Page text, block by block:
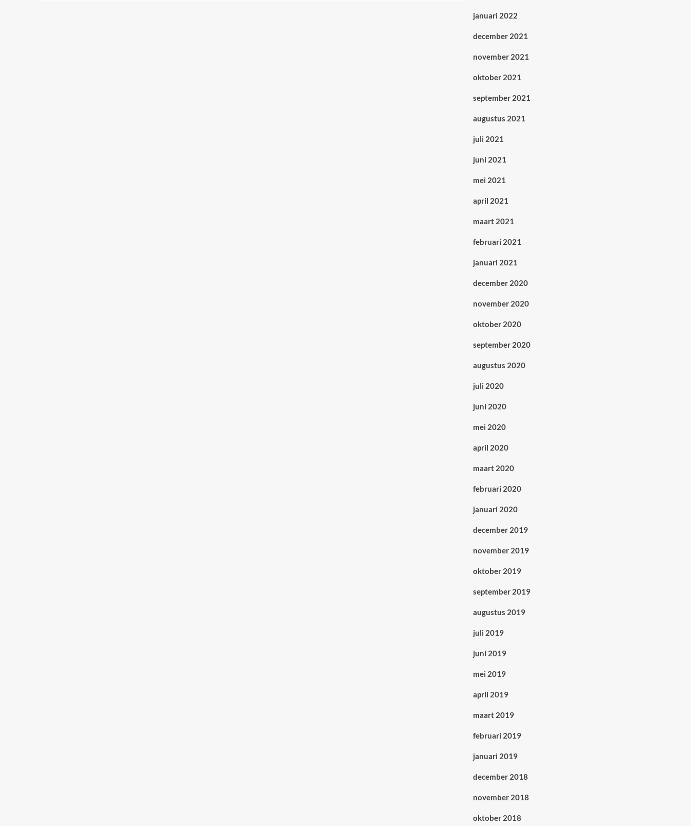
januari 2022
december 2021
november 2021
oktober 2021
september 2021
augustus 2021
juli 2021
juni 2021
mei 2021
april 2021
maart 2021
februari 2021
januari 2021
december 2020
november 2020
oktober 2020
september 2020
augustus 2020
juli 2020
juni 2020
mei 2020
april 2020
maart 2020
februari 2020
januari 2020
december 2019
november 2019
oktober 2019
september 2019
augustus 2019
juli 2019
juni 2019
mei 2019
april 2019
maart 2019
februari 2019
januari 2019
december 2018
november 2018
oktober 2018